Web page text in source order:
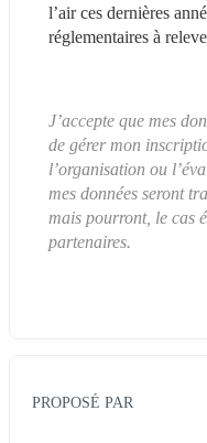
l’air ces dernières
réglementaires à
J’accepte que mes
de gérer mon
l’organisation ou
mes données seront
mais pourront, le cas
partenaires.
PROPOSÉ PAR